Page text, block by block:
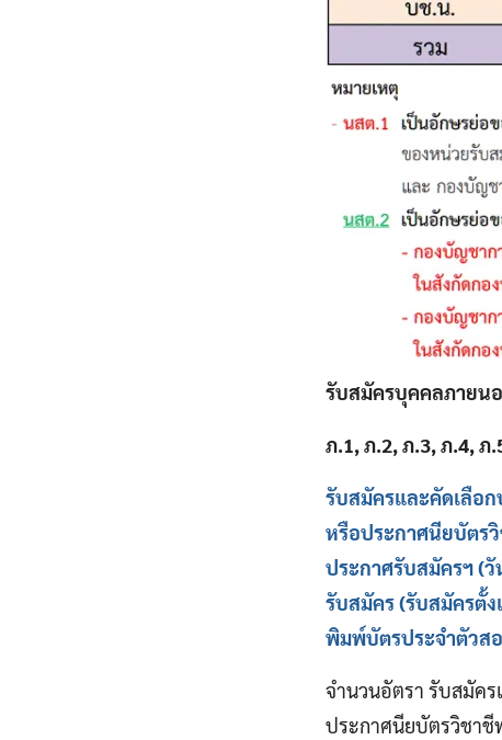
รับสมัครบุคคลภายน
ภ.1, ภ.2, ภ.3, ภ.4,
รับสมัครและคัดเลือ
หรือประกาศนียบัตร
ประกาศรับสมัครฯ (
รับสมัคร (รับสมัครตั้
พิมพ์บัตรประจำตัวส
จำนวนอัตรา รับสมัค
ประกาศนียบัตรวิชาชี